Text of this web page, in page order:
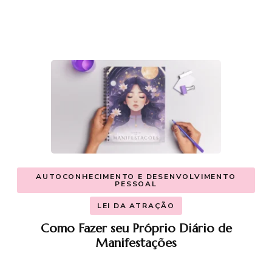
AUTOCONHECIMENTO E DESENVOLVIMENTO
PESSOAL
LEI DA ATRAÇÃO
Como Fazer seu Próprio Diário de
Manifestações